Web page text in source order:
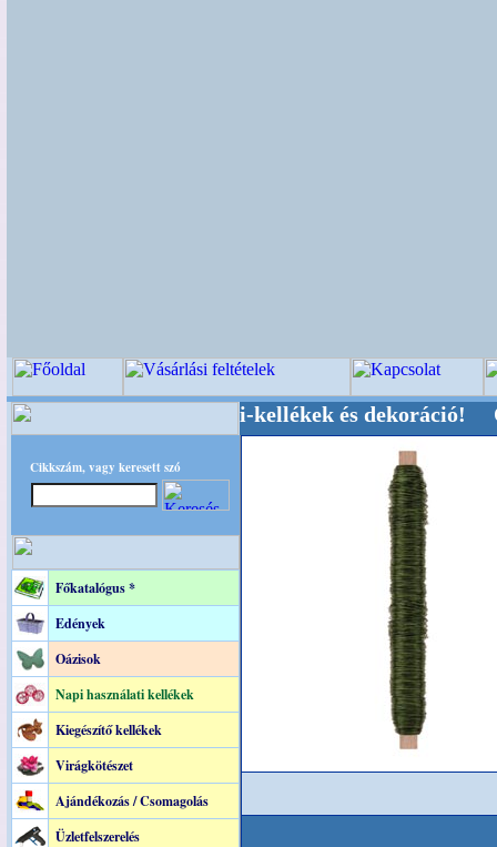
Cikkszám, vagy keresett szó
Főkatalógus *
Edények
Oázisok
Napi használati kellékek
Kiegészítő kellékek
Virágkötészet
Ajándékozás / Csomagolás
Üzletfelszerelés
, Kegyeleti-kellékek és dekoráció!